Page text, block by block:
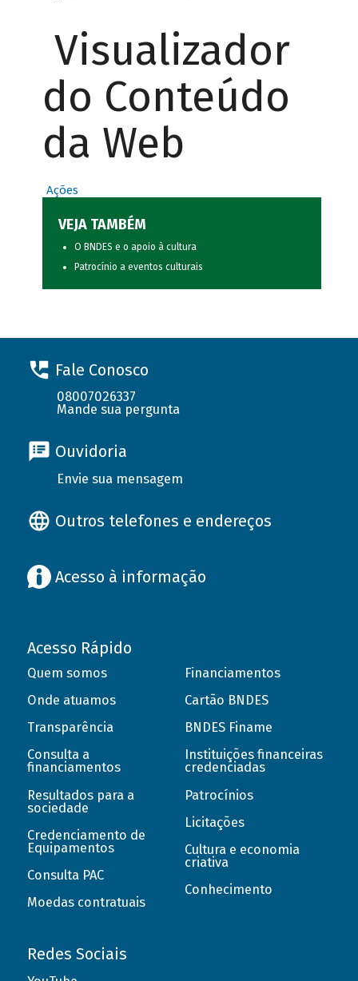
Visualizador
do Conteúdo
da Web
Ações
VEJA TAMBÉM
O BNDES e o apoio à cultura
Patrocínio a eventos culturais
Fale Conosco
08007026337
Mande sua pergunta
Ouvidoria
Envie sua mensagem
Outros telefones e endereços
Acesso à informação
Acesso Rápido
Quem somos
Onde atuamos
Transparência
Consulta a
financiamentos
Resultados para a
sociedade
Credenciamento de
Equipamentos
Consulta PAC
Moedas contratuais
Financiamentos
Cartão BNDES
BNDES Finame
Instituições financeiras
credenciadas
Patrocínios
Licitações
Cultura e economia
criativa
Conhecimento
Redes Sociais